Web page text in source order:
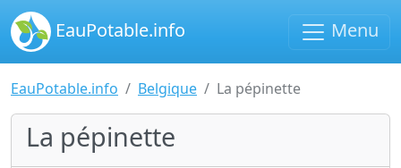
EauPotable.info Menu
EauPotable.info Belgique La pépinette
La pépinette